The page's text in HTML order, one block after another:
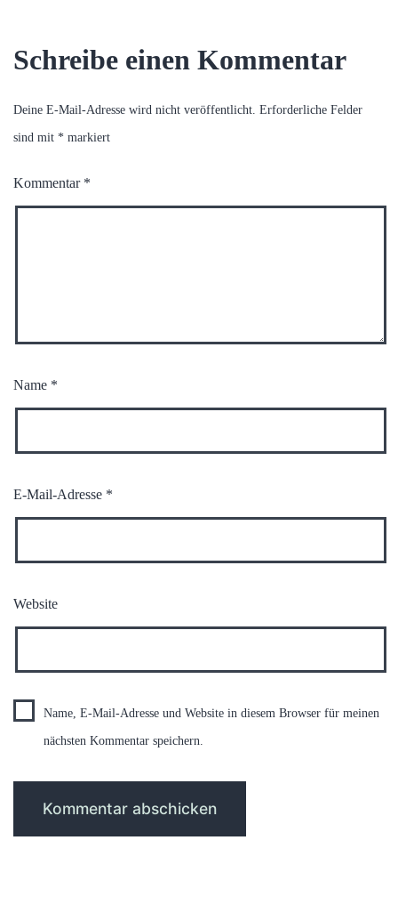
Schreibe einen Kommentar
Deine E-Mail-Adresse wird nicht veröffentlicht. Erforderliche Felder
sind mit * markiert
Kommentar *
Name *
E-Mail-Adresse *
Website
Name, E-Mail-Adresse und Website in diesem Browser für meinen
nächsten Kommentar speichern.